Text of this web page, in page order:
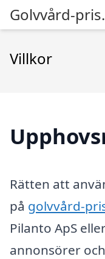
Golvvård-
Villkor
Rätten att
på golvvård-
Pilanto ApS
annonsörer